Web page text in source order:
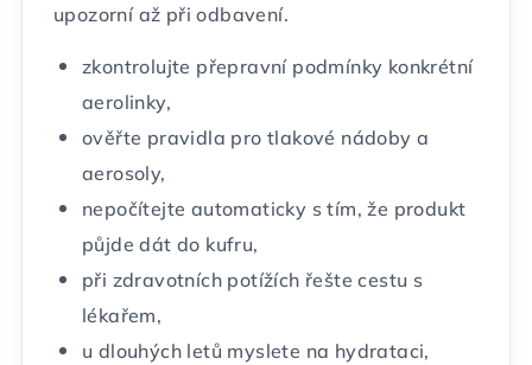
upozorní až při odbavení.
zkontrolujte přepravní podmínky konkrétní
aerolinky,
ověřte pravidla pro tlakové nádoby a
aerosoly,
nepočítejte automaticky s tím, že produkt
půjde dát do kufru,
při zdravotních potížích řešte cestu s
lékařem,
u dlouhých letů myslete na hydrataci,